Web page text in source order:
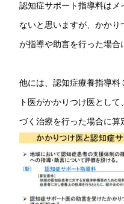
認知症サポート指導料は
ないと思いますが、かか
が指導や助言を行った場合
他には、認知症療養指導
ト医がかかりつけ医とし
づく治療を行った場合に算